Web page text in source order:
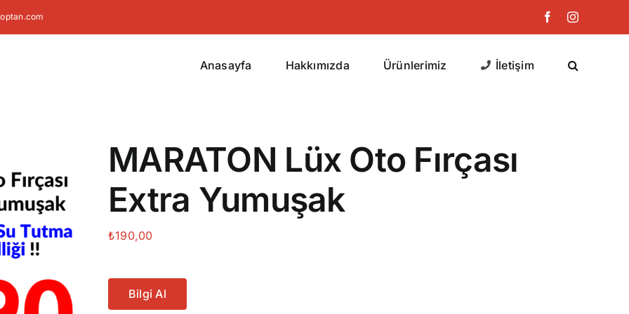
FacebookInstagram
Anasayfa Hakkımızda Ürünlerimiz İletişim
MARATON Lüx Oto Fırçası
Extra Yumuşak
₺190,00
Bilgi Al